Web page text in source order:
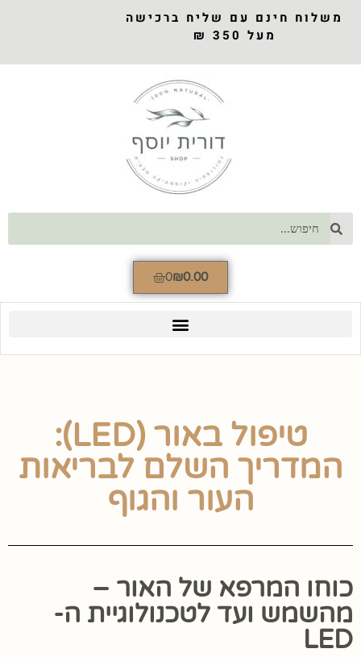
משלוח חינם עם שליח ברכישה
מעל 350 ₪
₪0.00
0
טיפול באור (LED):
המדריך השלם לבריאות
העור והגוף
כוחו המרפא של האור –
מהשמש ועד לטכנולוגיית ה-
LED